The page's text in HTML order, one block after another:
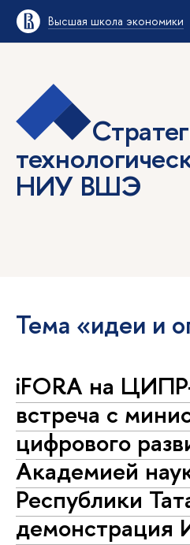
Высшая школа экономики
НИУ ВШЭ
Тема «идеи и
iFORA на
встреча с
цифрового
Академией
Республики
демонстрация